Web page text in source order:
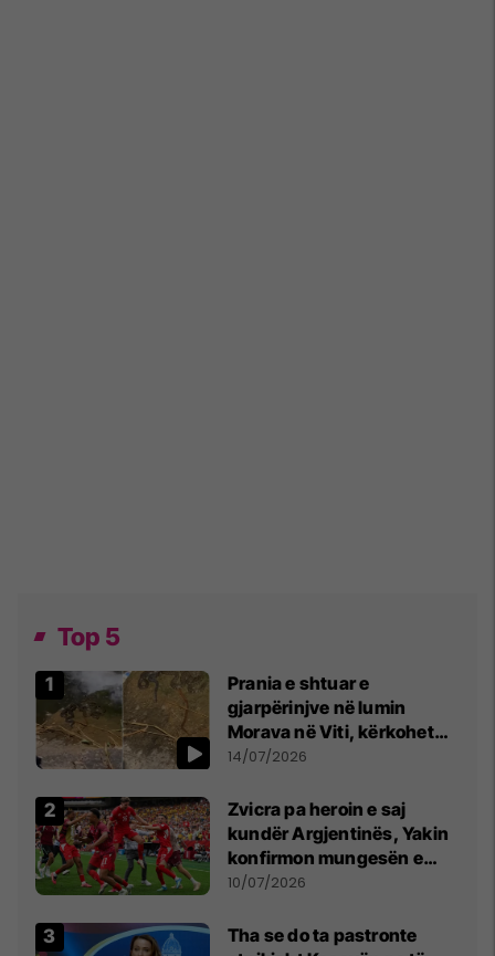
Top 5
Prania e shtuar e
gjarpërinjve në lumin
Morava në Viti, kërkohet
kujdes nga qytetarët
14/07/2026
Zvicra pa heroin e saj
kundër Argjentinës, Yakin
konfirmon mungesën e
madhe
10/07/2026
Tha se do ta pastronte